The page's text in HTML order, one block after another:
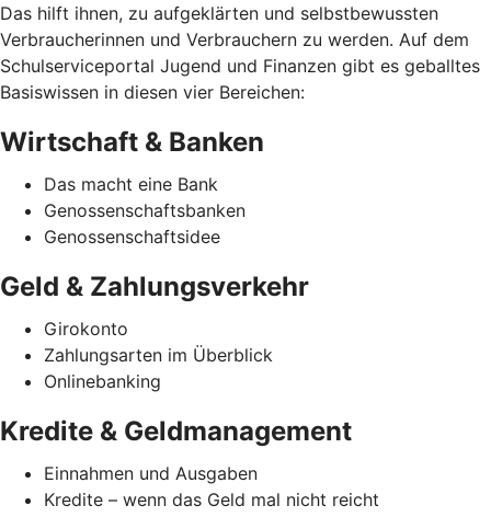
Das hilft ihnen, zu aufgeklärten und selbstbewussten
Verbraucherinnen und Verbrauchern zu werden. Auf dem
Schulserviceportal Jugend und Finanzen gibt es geballtes
Basiswissen in diesen vier Bereichen:
Wirtschaft & Banken
Das macht eine Bank
Genossenschaftsbanken
Genossenschaftsidee
Geld & Zahlungsverkehr
Girokonto
Zahlungsarten im Überblick
Onlinebanking
Kredite & Geldmanagement
Einnahmen und Ausgaben
Kredite – wenn das Geld mal nicht reicht